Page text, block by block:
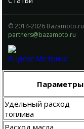
© 2014-2026 Bazamoto.ru
partners@bazamoto.ru
Параметры
Удельный расход
топлива
Расход масла